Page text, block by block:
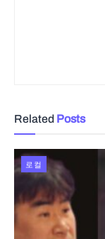
Related Posts
로컬